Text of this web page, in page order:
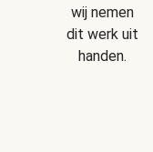
wij nemen
dit werk uit
handen.